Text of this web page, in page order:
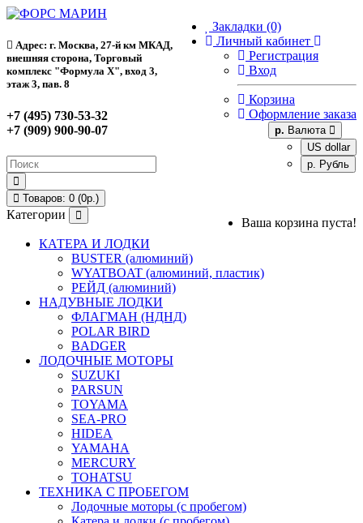
Закладки (0)
Личный кабинет
Регистрация
Вход
Корзина
Оформление заказа
р. Валюта
US dollar
р. Рубль
Адрес: г. Москва, 27-й км МКАД,
внешняя сторона, Торговый
комплекс "Формула Х", вход 3,
этаж 3, пав. 8
+7 (495) 730-53-32
+7 (909) 900-90-07
Товаров: 0 (0р.)
Ваша корзина пуста!
Категории
КАТЕРА И ЛОДКИ
BUSTER (алюминий)
WYATBOAT (алюминий, пластик)
РЕЙД (алюминий)
НАДУВНЫЕ ЛОДКИ
ФЛАГМАН (НДНД)
POLAR BIRD
BADGER
ЛОДОЧНЫЕ МОТОРЫ
SUZUKI
PARSUN
TOYAMA
SEA-PRO
HIDEA
YAMAHA
MERCURY
TOHATSU
ТЕХНИКА С ПРОБЕГОМ
Лодочные моторы (с пробегом)